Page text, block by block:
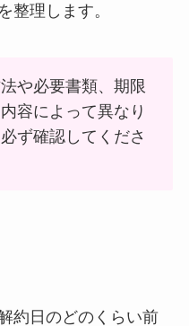
を整理します。
や必要書類、期限
容によって異なり
ず確認してくださ
約日のどのくらい前